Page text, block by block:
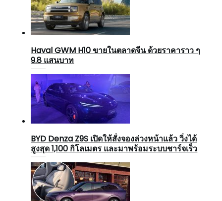
Haval GWM H10 ขายในตลาดจีน ด้วยราคาราว ๆ
9.8 แสนบาท
BYD Denza Z9S เปิดให้สั่งจองล่วงหน้าแล้ว วิ่งได้
สูงสุด 1,100 กิโลเมตร และมาพร้อมระบบชาร์จเร็ว